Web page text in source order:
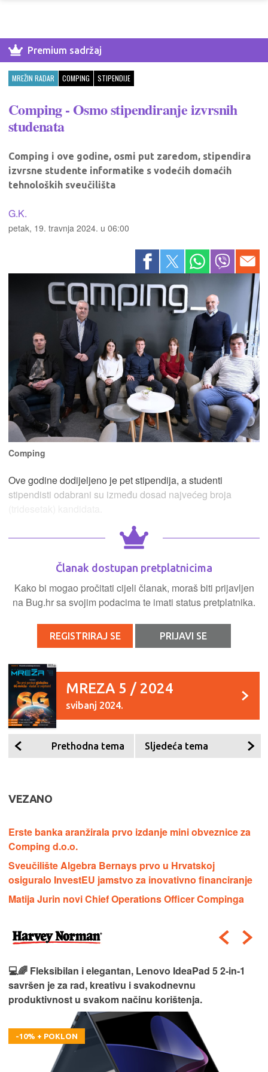
Premium sadržaj
MREŽIN RADAR COMPING STIPENDIJE
Comping - Osmo stipendiranje izvrsnih
studenata
Comping i ove godine, osmi put zaredom, stipendira
izvrsne studente informatike s vodećih domaćih
tehnoloških sveučilišta
G.K.
petak, 19. travnja 2024. u 06:00
Comping
Ove godine dodijeljeno je pet stipendija, a studenti
stipendisti odabrani su između dosad najvećeg broja
Članak dostupan pretplatnicima
Kako bi mogao pročitati cijeli članak, moraš biti prijavljen
na Bug.hr sa svojim podacima te imati status pretplatnika.
REGISTRIRAJ SE PRIJAVI SE
MREZA 5 / 2024
svibanj 2024.
Prethodna tema Sljedeća tema
VEZANO
Erste banka aranžirala prvo izdanje mini obveznice za
Comping d.o.o.
Sveučilište Algebra Bernays prvo u Hrvatskoj
osiguralo InvestEU jamstvo za inovativno financiranje
Matija Jurin novi Chief Operations Officer Compinga
💻🌈 Fleksibilan i elegantan, Lenovo IdeaPad 5 2‑in‑1
savršen je za rad, kreativu i svakodnevnu
produktivnost u svakom načinu korištenja.
-10% + POKLON